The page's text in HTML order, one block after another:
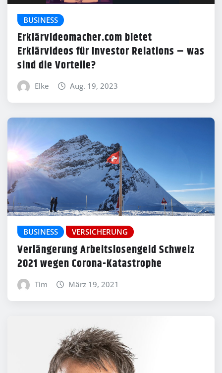
BUSINESS
Erklärvideomacher.com bietet
Erklärvideos für Investor Relations – was
sind die Vorteile?
Elke Aug. 19, 2023
BUSINESS VERSICHERUNG
Verlängerung Arbeitslosengeld Schweiz
2021 wegen Corona-Katastrophe
Tim März 19, 2021